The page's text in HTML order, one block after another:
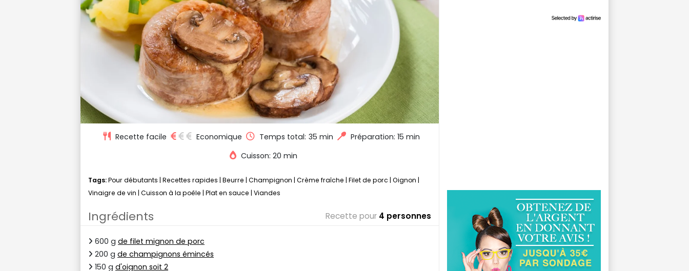
Recette facile Economique Temps total: 35 min
Préparation: 15 min
Cuisson: 20 min
Tags:Pour débutants | Recettes rapides | Beurre | Champignon | Crème fraîche | Filet de porc | Oignon |
Vinaigre de vin | Cuisson à la poêle | Plat en sauce | Viandes
Ingrédients Recette pour 4 personnes
600 g de filet mignon de porc
200 g de champignons émincés
150 g d'oignon soit 2